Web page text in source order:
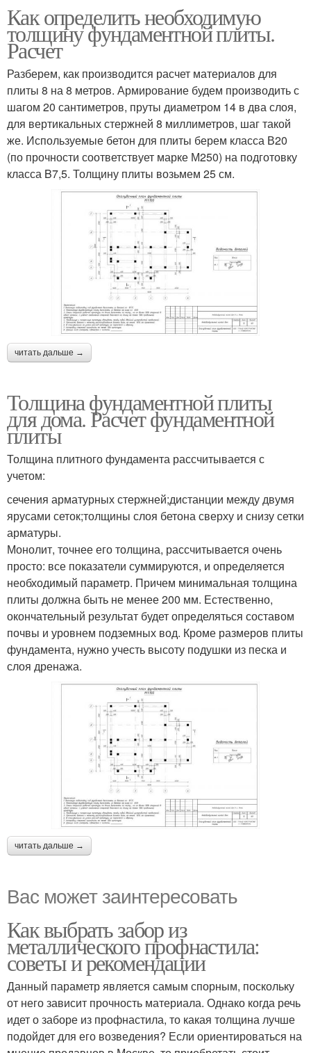
Как определить необходимую
толщину фундаментной плиты.
Расчет
Разберем, как производится расчет материалов для
плиты 8 на 8 метров. Армирование будем производить с
шагом 20 сантиметров, пруты диаметром 14 в два слоя,
для вертикальных стержней 8 миллиметров, шаг такой
же. Используемые бетон для плиты берем класса В20
(по прочности соответствует марке М250) на подготовку
класса B7,5. Толщину плиты возьмем 25 см.
читать дальше →
Толщина фундаментной плиты
для дома. Расчет фундаментной
плиты
Толщина плитного фундамента рассчитывается с
учетом:
сечения арматурных стержней;дистанции между двумя
ярусами сеток;толщины слоя бетона сверху и снизу сетки
арматуры.
Монолит, точнее его толщина, рассчитывается очень
просто: все показатели суммируются, и определяется
необходимый параметр. Причем минимальная толщина
плиты должна быть не менее 200 мм. Естественно,
окончательный результат будет определяться составом
почвы и уровнем подземных вод. Кроме размеров плиты
фундамента, нужно учесть высоту подушки из песка и
слоя дренажа.
читать дальше →
Вас может заинтересовать
Как выбрать забор из
металлического профнастила:
советы и рекомендации
Данный параметр является самым спорным, поскольку
от него зависит прочность материала. Однако когда речь
идет о заборе из профнастила, то какая толщина лучше
подойдет для его возведения? Если ориентироваться на